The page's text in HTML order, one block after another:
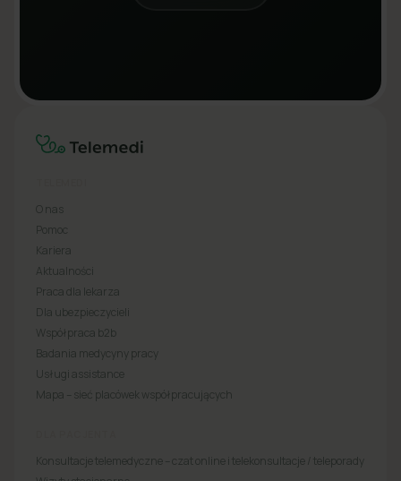
O nas
Pomoc
Kariera
Aktualności
Praca dla lekarza
Dla ubezpieczycieli
Współpraca b2b
Badania medycyny pracy
Usługi assistance
Mapa – sieć placówek współpracujących
Konsultacje telemedyczne – czat online i telekonsultacje / teleporady